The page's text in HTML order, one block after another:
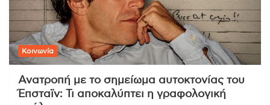
Κοινωνία
Ανατροπή με το σημείωμα αυτοκτονίας του
Έπσταϊν: Τι αποκαλύπτει η γραφολογική